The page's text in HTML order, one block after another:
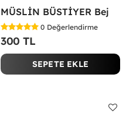
MÜSLİN BÜSTİYER Bej
0 Değerlendirme
300 TL
SEPETE EKLE